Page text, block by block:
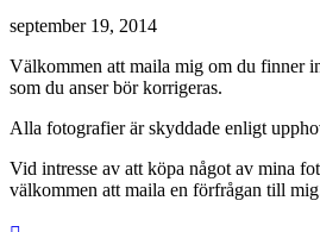
september 19, 2014
Välkommen att maila mig om du finner
som du anser bör korrigeras.
Alla fotografier är skyddade enligt
Vid intresse av att köpa något av mina
välkommen att maila en förfrågan till